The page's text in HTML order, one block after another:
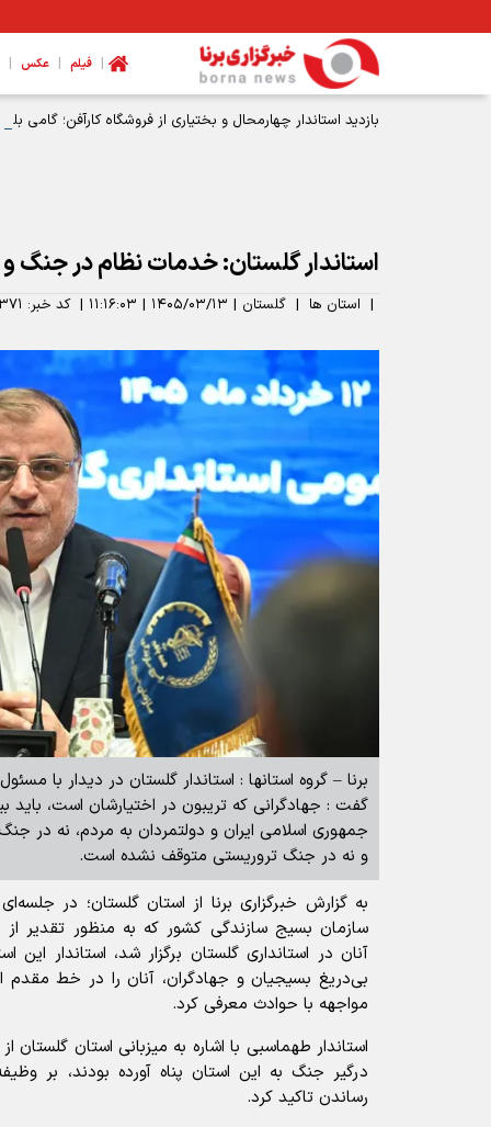
| فیلم | عکس |
بازدید استاندار چهارمحال و بختیاری از فروشگاه کارآفن؛ گامی
استاندار گلستان: خدمات نظام در
| استان ها | گلستان | ۱۴۰۵/۰۳/۱۳ | ۱۱:۱۶:۰۳ | کد خبر:
برنا – گروه استانها : استاندار گلستان در دیدار با
گفت : جهادگرانی که تریبون در اختیارشان است، باید
جمهوری اسلامی ایران و دولتمردان به مردم، نه در
و نه در جنگ تروریستی متوقف نشده است.
به گزارش خبرگزاری برنا از استان گلستان؛ در
سازمان بسیج سازندگی کشور که به منظور تقدیر از
آنان در استانداری گلستان برگزار شد، استاندار
بی‌دریغ بسیجیان و جهادگران، آنان را در خط مقدم
مواجهه با حوادث معرفی کرد.
استاندار طهماسبی با اشاره به میزبانی استان گلستان
درگیر جنگ به این استان پناه آورده بودند، بر
رساندن تاکید کرد.